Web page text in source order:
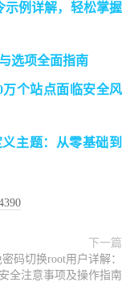
示例详解，轻松掌握
选项全面指南
万个站点面临安全风
主题：从零基础到
下一篇
码切换root用户详解：
安全注意事项及操作指南